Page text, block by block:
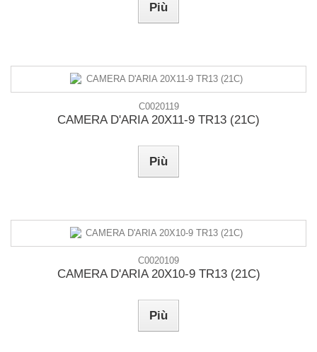
Più
C0020119
CAMERA D'ARIA 20X11-9 TR13 (21C)
Più
C0020109
CAMERA D'ARIA 20X10-9 TR13 (21C)
Più